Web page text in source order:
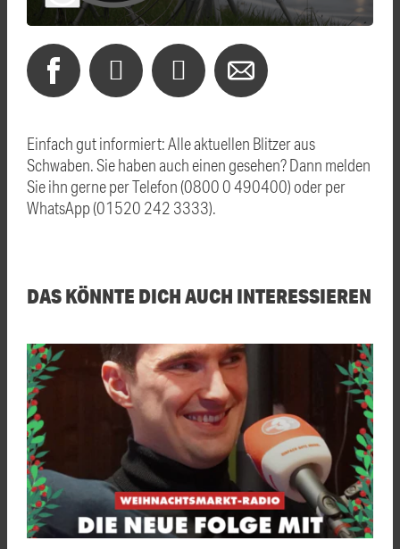
Einfach gut informiert: Alle aktuellen Blitzer aus
Schwaben. Sie haben auch einen gesehen? Dann melden
Sie ihn gerne per Telefon (0800 0 490400) oder per
WhatsApp (01520 242 3333).
DAS KÖNNTE DICH AUCH INTERESSIEREN